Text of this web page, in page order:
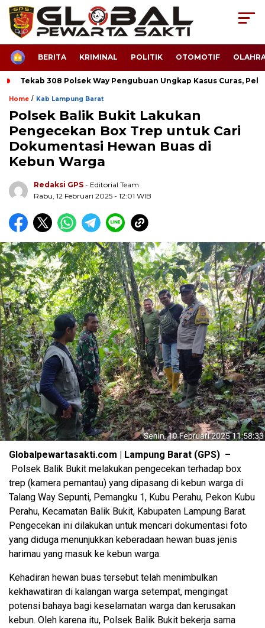
HOMEBERITA KRIMINAL POLITIK OTOMOTIF
Tekab 308 Polsek Way Pengubuan Ungkap Kasus Curas,
Home / Kab Lampung Barat
Polsek Balik Bukit Lakukan
Pengecekan Box Trep untuk Cari
Dokumentasi Hewan Buas di
Kebun Warga
Redaksi GPS - Editorial Team
Rabu, 12 Februari 2025 - 12:01 WIB
Globalpewartasakti.com | Lampung Barat (GPS) –
Polsek Balik Bukit melakukan pengecekan terhadap box
trep (kamera pemantau) yang dipasang di kebun warga di
Talang Way Sepunti, Pemangku 1, Kubu Perahu, Pekon Kubu
Perahu, Kecamatan Balik Bukit, Kabupaten Lampung Barat.
Pengecekan ini dilakukan untuk mencari dokumentasi foto
yang diduga menunjukkan keberadaan hewan buas jenis
harimau yang masuk ke kebun warga.
Kehadiran hewan buas tersebut telah menimbulkan
kekhawatiran di kalangan warga setempat, mengingat
potensi bahaya bagi keselamatan warga dan kerusakan
kebun. Oleh karena itu, Polsek Balik Bukit bekerja sama